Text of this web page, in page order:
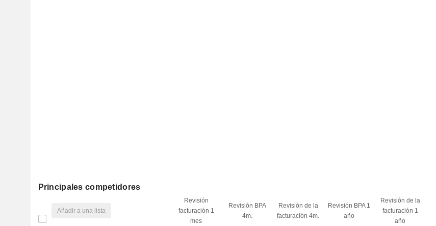
Principales competidores
Añadir a una lista
Revisión
facturación 1
mes
Revisión BPA
4m.
Revisión de la
facturación 4m.
Revisión BPA 1
año
Revisión de la
facturación 1
año